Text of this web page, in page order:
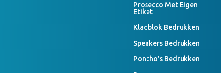
Prosecco Met Eigen
Etiket
Kladblok Bedrukken
Speakers Bedrukken
Poncho's Bedrukken